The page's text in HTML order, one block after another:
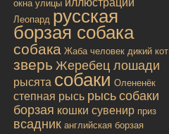
окна улицы иллюстрации
Леопард русская
борзая собака
собака Жаба человек дикий кот
зверь Жеребец лошади
рысята собаки Олененёк
степная рысь рысь собаки
борзая кошки сувенир приз
всадник английская борзая